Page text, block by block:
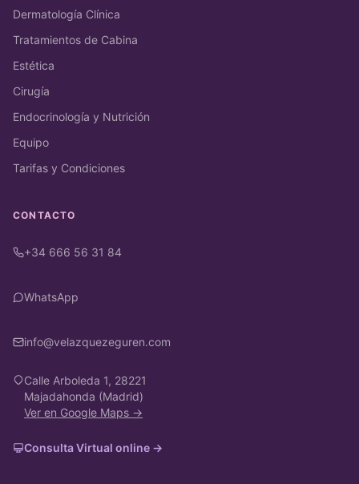
Dermatología Clínica
Tratamientos de Cabina
Estética
Cirugía
Endocrinología y Nutrición
Equipo
Tarifas y Condiciones
CONTACTO
+34 666 56 31 84
WhatsApp
info@velazquezeguren.com
Calle Arboleda 1, 28221
Majadahonda (Madrid)
Ver en Google Maps →
Consulta Virtual online →